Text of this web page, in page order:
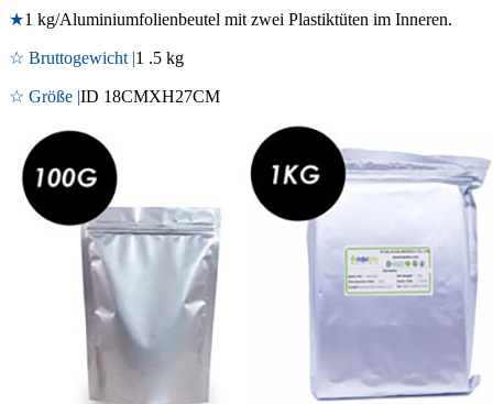
★1 kg/Aluminiumfolienbeutel mit zwei Plastiktüten im Inneren.
☆ Bruttogewicht |1 .5 kg
☆ Größe |ID 18CMXH27CM